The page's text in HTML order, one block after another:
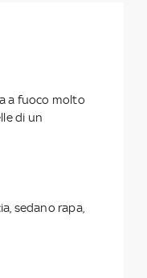
a fuoco molto
di un
sedano rapa,